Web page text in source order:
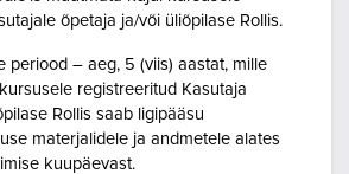
õpetaja ja/või üliõpilase Rollis.
periood – aeg, 5 (viis) aastat, mille
registreeritud Kasutaja
Rollis saab ligipääsu
materjalidele ja andmetele alates
kuupäevast.